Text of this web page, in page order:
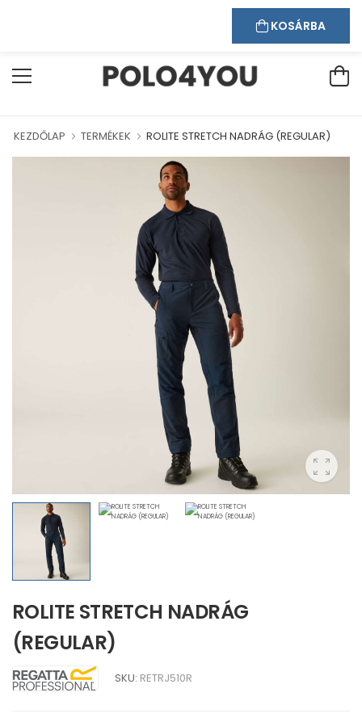
Bejelentkezés Regisztráció
KEZDŐLAP TERMÉKEK ROLITE STRETCH NADRÁG (REGULAR)
ROLITE STRETCH NADRÁG
(REGULAR)
SKU: RETRJ510R
KOSÁRBA